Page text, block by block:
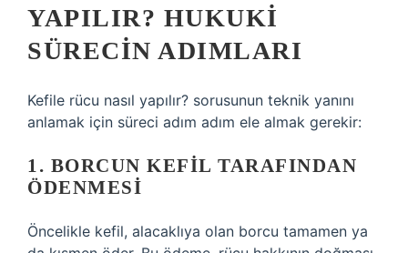
YAPILIR? HUKUKI
SÜRECIN ADIMLARI
Kefile rücu nasıl yapılır? sorusunun teknik yanını
anlamak için süreci adım adım ele almak gerekir:
1. BORCUN KEFIL TARAFINDAN
ÖDENMESI
Öncelikle kefil, alacaklıya olan borcu tamamen ya